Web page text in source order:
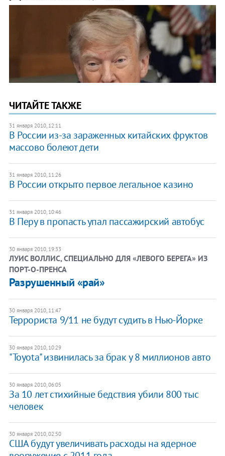
ЧИТАЙТЕ ТАКЖЕ
31 января 2010, 12:11
В России из-за зараженных китайских фруктов
массово болеют дети
31 января 2010, 11:26
В России открыто первое легальное казино
31 января 2010, 10:46
В Перу в пропасть упал пассажирский автобус
30 января 2010, 19:33
ЛУИС ВОЛЛИС, СПЕЦИАЛЬНО ДЛЯ «ЛЕВОГО БЕРЕГА» ИЗ
ПОРТ-О-ПРЕНСА
Разрушенный «рай»
30 января 2010, 11:47
Террориста 9/11 не будут судить в Нью-Йорке
30 января 2010, 10:29
"Toyota" извинилась за брак у 8 миллионов авто
30 января 2010, 06:05
За 10 лет стихийные бедствия убили 800 тыс
человек
30 января 2010, 02:50
США будут увеличивать расходы на ядерное